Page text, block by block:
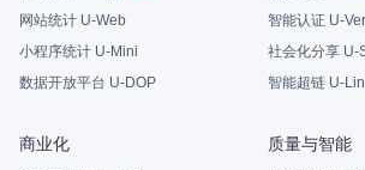
网站统计 U-Web
小程序统计 U-Mini
数据开放平台 U-DOP
智能认证 U-
社会化分享 U-
智能超链 U-
商业化 质量与智能